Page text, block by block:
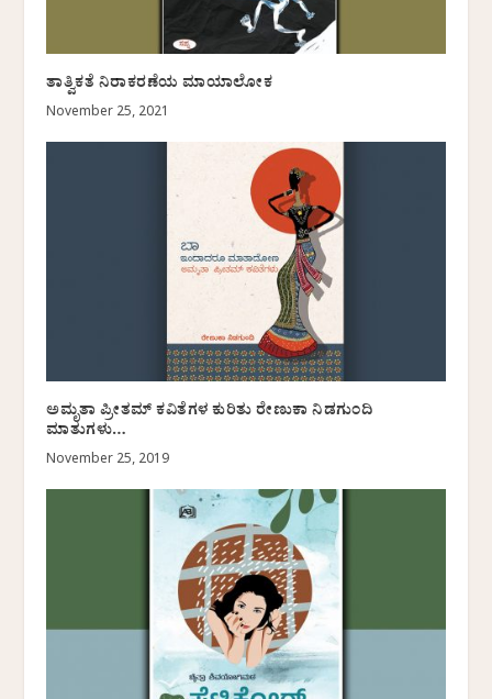
ತಾತ್ವಿಕತೆ ನಿರಾಕರಣೆಯ ಮಾಯಾಲೋಕ
November 25, 2021
ಅಮೃತಾ ಪ್ರೀತಮ್ ಕವಿತೆಗಳ ಕುರಿತು ರೇಣುಕಾ ನಿಡಗುಂದಿ
ಮಾತುಗಳು…
November 25, 2019